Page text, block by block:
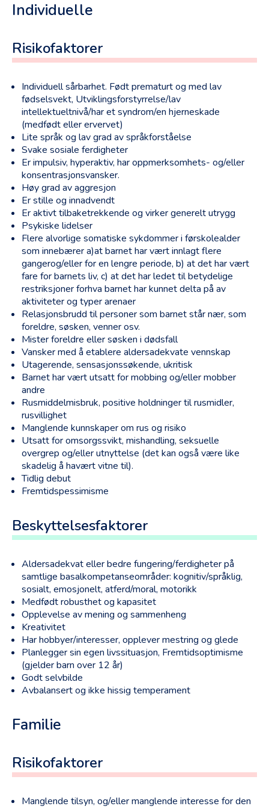
Individuelle
Risikofaktorer
Individuell sårbarhet. Født prematurt og med lav
fødselsvekt, Utviklingsforstyrrelse/lav
intellektueltnivå/har et syndrom/en hjerneskade
(medfødt eller ervervet)
Lite språk og lav grad av språkforståelse
Svake sosiale ferdigheter
Er impulsiv, hyperaktiv, har oppmerksomhets- og/eller
konsentrasjonsvansker.
Høy grad av aggresjon
Er stille og innadvendt
Er aktivt tilbaketrekkende og virker generelt utrygg
Psykiske lidelser
Flere alvorlige somatiske sykdommer i førskolealder
som innebærer a)at barnet har vært innlagt flere
gangerog/eller for en lengre periode, b) at det har vært
fare for barnets liv, c) at det har ledet til betydelige
restriksjoner forhva barnet har kunnet delta på av
aktiviteter og typer arenaer
Relasjonsbrudd til personer som barnet står nær, som
foreldre, søsken, venner osv.
Mister foreldre eller søsken i dødsfall
Vansker med å etablere aldersadekvate vennskap
Utagerende, sensasjonssøkende, ukritisk
Barnet har vært utsatt for mobbing og/eller mobber
andre
Rusmiddelmisbruk, positive holdninger til rusmidler,
rusvillighet
Manglende kunnskaper om rus og risiko
Utsatt for omsorgssvikt, mishandling, seksuelle
overgrep og/eller utnyttelse (det kan også være like
skadelig å havært vitne til).
Tidlig debut
Fremtidspessimisme
Beskyttelsesfaktorer
Aldersadekvat eller bedre fungering/ferdigheter på
samtlige basalkompetanseområder: kognitiv/språklig,
sosialt, emosjonelt, atferd/moral, motorikk
Medfødt robusthet og kapasitet
Opplevelse av mening og sammenheng
Kreativitet
Har hobbyer/interesser, opplever mestring og glede
Planlegger sin egen livssituasjon, Fremtidsoptimisme
(gjelder barn over 12 år)
Godt selvbilde
Avbalansert og ikke hissig temperament
Familie
Risikofaktorer
Manglende tilsyn, og/eller manglende interesse for den
Veiledning til bekymringsmelding til
Bekymringsmelding til barnevernet
Ansvarsgruppe
Evalueringsskjema
Hjelpeinstanser
Møtestruktur
Referat fra møtet
Samtykkeskjema
Veiledning til samtykkeskjema
Veiledning til gode møter i Tynset
Verktøy
Avslutningsnotat
Tiltaksplan